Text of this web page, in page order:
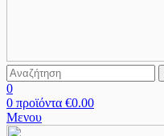
0
0 προϊόντα €0.00
Μενου